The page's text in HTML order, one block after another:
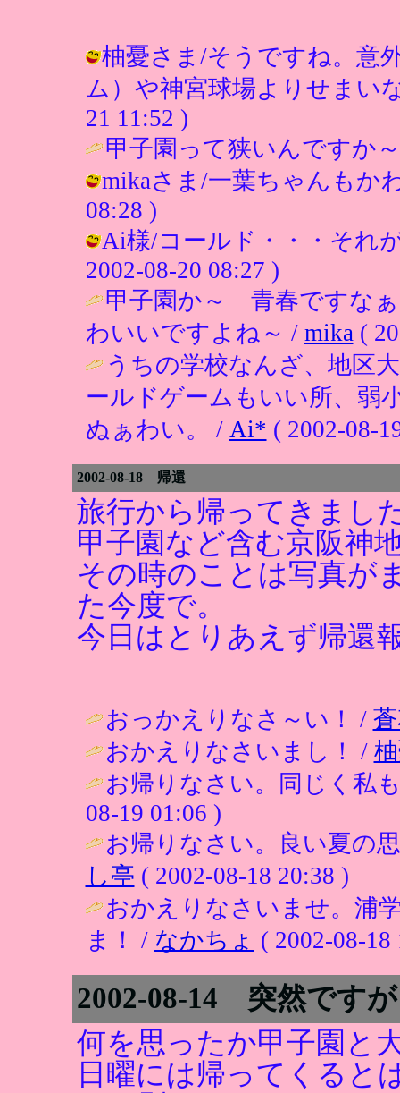
柚憂さま/そうですね。意
ム）や神宮球場よりせまい
21 11:52 )
甲子園って狭いんですか
mikaさま/一葉ちゃんもか
08:28 )
Ai様/コールド・・・それ
2002-08-20 08:27 )
甲子園か～ 青春です
わいいですよね～ / mika (
うちの学校なんざ、地区
ールドゲームもいい所、弱
ぬぁわい。 / Ai* ( 2002-08-
2002-08-18 帰還
旅行から帰ってきまし
甲子園など含む京阪神
その時のことは写真が
た今度で。
今日はとりあえず帰還
おっかえりなさ～い！ /
おかえりなさいまし！ /
お帰りなさい。同じく私
08-19 01:06 )
お帰りなさい。良い夏の
し亭 ( 2002-08-18 20:38 )
おかえりなさいませ。浦
ま！ / なかちょ ( 2002-08-18
2002-08-14 突然です
何を思ったか甲子園と
日曜には帰ってくると